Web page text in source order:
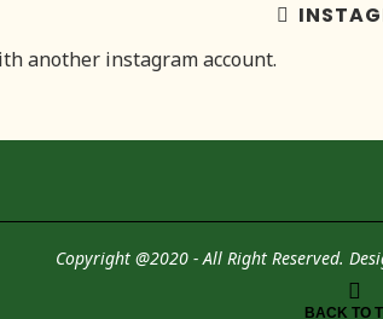
another instagram account.
Copyright @2020 - All Right Reserved.
BACK TO